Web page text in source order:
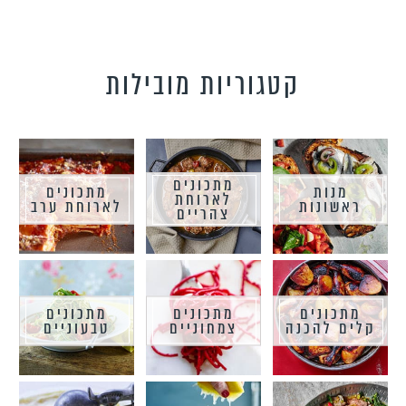
קטגוריות מובילות
מנות
ראשונות
מתכונים
לארוחת
צהריים
מתכונים
לארוחת ערב
מתכונים
קלים להכנה
מתכונים
צמחוניים
מתכונים
טבעוניים